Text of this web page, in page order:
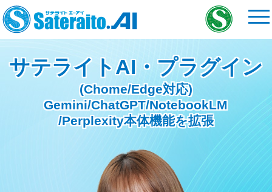
サテライトAI・プラグイン
(Chome/Edge対応)
Gemini/ChatGPT/NotebookLM
/Perplexity本体機能を拡張